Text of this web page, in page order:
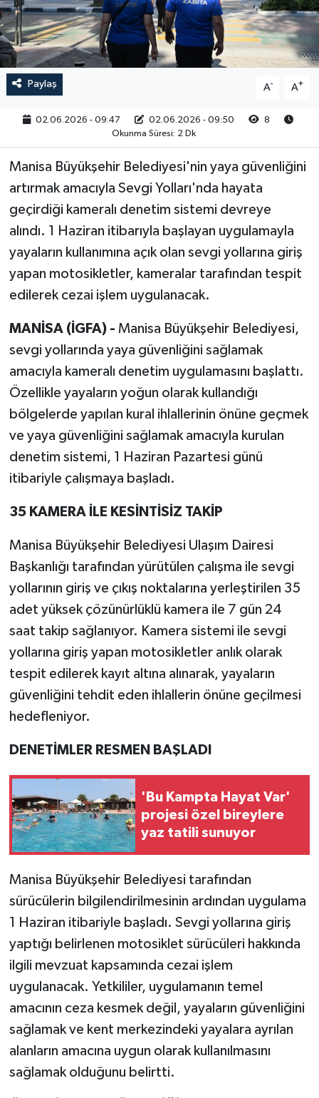
Paylaş A- A+
02.06.2026 - 09:47 02.06.2026 - 09:50
8
Okunma Süresi: 2 Dk
Manisa Büyükşehir Belediyesi'nin yaya güvenliğini
artırmak amacıyla Sevgi Yolları'nda hayata
geçirdiği kameralı denetim sistemi devreye
alındı. 1 Haziran itibarıyla başlayan uygulamayla
yayaların kullanımına açık olan sevgi yollarına giriş
yapan motosikletler, kameralar tarafından tespit
edilerek cezai işlem uygulanacak.
MANİSA (İGFA) - Manisa Büyükşehir Belediyesi,
sevgi yollarında yaya güvenliğini sağlamak
amacıyla kameralı denetim uygulamasını başlattı.
Özellikle yayaların yoğun olarak kullandığı
bölgelerde yapılan kural ihlallerinin önüne geçmek
ve yaya güvenliğini sağlamak amacıyla kurulan
denetim sistemi, 1 Haziran Pazartesi günü
itibariyle çalışmaya başladı.
35 KAMERA İLE KESİNTİSİZ TAKİP
Manisa Büyükşehir Belediyesi Ulaşım Dairesi
Başkanlığı tarafından yürütülen çalışma ile sevgi
yollarının giriş ve çıkış noktalarına yerleştirilen 35
adet yüksek çözünürlüklü kamera ile 7 gün 24
saat takip sağlanıyor. Kamera sistemi ile sevgi
yollarına giriş yapan motosikletler anlık olarak
tespit edilerek kayıt altına alınarak, yayaların
güvenliğini tehdit eden ihlallerin önüne geçilmesi
hedefleniyor.
DENETİMLER RESMEN BAŞLADI
'Bu Kampta Hayat Var'
projesi özel bireylere
yaz tatili sunuyor
Manisa Büyükşehir Belediyesi tarafından
sürücülerin bilgilendirilmesinin ardından uygulama
1 Haziran itibariyle başladı. Sevgi yollarına giriş
yaptığı belirlenen motosiklet sürücüleri hakkında
ilgili mevzuat kapsamında cezai işlem
uygulanacak. Yetkililer, uygulamanın temel
amacının ceza kesmek değil, yayaların güvenliğini
sağlamak ve kent merkezindeki yayalara ayrılan
alanların amacına uygun olarak kullanılmasını
sağlamak olduğunu belirtti.
RESMİ İLAN